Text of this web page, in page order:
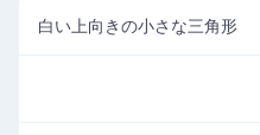
白い上向きの小さな三角形